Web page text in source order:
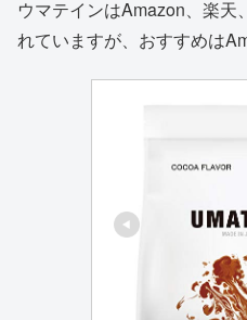
ウマテインはAmazon、楽天
れていますが、おすすめは